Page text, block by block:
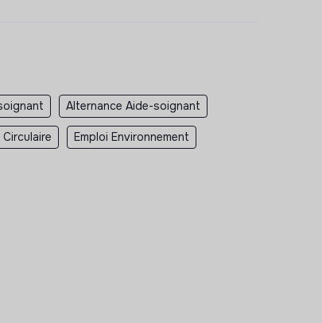
Alternance Aide-soignant
Emploi Environnement